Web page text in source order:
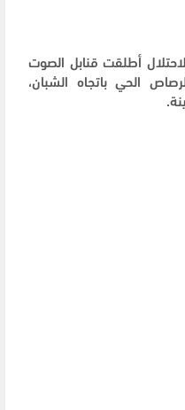
أطلقت قنابل الصوت
الحي باتجاه الشبان،